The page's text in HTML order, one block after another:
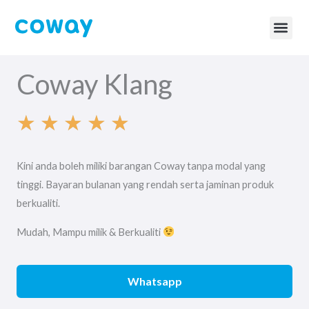
Coway Klang
★ ★ ★ ★ ★
a
d
Kini anda boleh miliki barangan Coway tanpa modal yang
tinggi. Bayaran bulanan yang rendah serta jaminan produk
berkualiti.
Mudah, Mampu milik & Berkualiti
Whatsapp